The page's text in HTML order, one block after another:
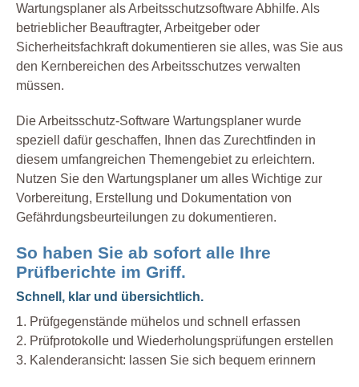
Wartungsplaner als Arbeitsschutzsoftware Abhilfe. Als
betrieblicher Beauftragter, Arbeitgeber oder
Sicherheitsfachkraft dokumentieren sie alles, was Sie aus
den Kernbereichen des Arbeitsschutzes verwalten
müssen.
Die Arbeitsschutz-Software Wartungsplaner wurde
speziell dafür geschaffen, Ihnen das Zurechtfinden in
diesem umfangreichen Themengebiet zu erleichtern.
Nutzen Sie den Wartungsplaner um alles Wichtige zur
Vorbereitung, Erstellung und Dokumentation von
Gefährdungsbeurteilungen zu dokumentieren.
So haben Sie ab sofort alle Ihre
Prüfberichte im Griff.
Schnell, klar und übersichtlich.
1. Prüfgegenstände mühelos und schnell erfassen
2. Prüfprotokolle und Wiederholungsprüfungen erstellen
3. Kalenderansicht: lassen Sie sich bequem erinnern